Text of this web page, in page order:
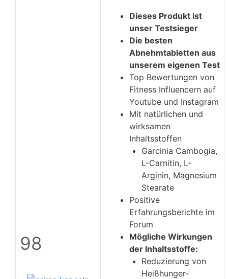
98
Dieses Produkt ist
unser Testsieger
Die besten
Abnehmtabletten aus
unserem eigenen Test
Top Bewertungen von
Fitness Influencern auf
Youtube und Instagram
Mit natürlichen und
wirksamen
Inhaltsstoffen
Garcinia Cambogia,
L-Carnitin, L-
Arginin, Magnesium
Stearate
Positive
Erfahrungsberichte im
Forum
Mögliche Wirkungen
der Inhaltsstoffe:
Reduzierung von
Heißhunger-